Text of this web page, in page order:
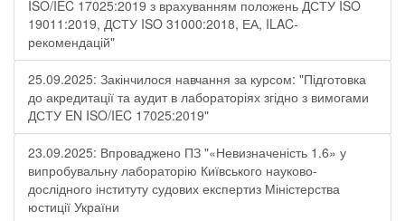
ISO/IEC 17025:2019 з врахуванням положень ДСТУ ISO
19011:2019, ДСТУ ISO 31000:2018, ЕА, ILAC-
рекомендацій"
25.09.2025: Закінчилося навчання за курсом: "Підготовка
до акредитації та аудит в лабораторіях згідно з вимогами
ДСТУ EN ISO/IEC 17025:2019"
23.09.2025: Впроваджено ПЗ "«Невизначеність 1.6» у
випробувальну лабораторію Київського науково-
дослідного інституту судових експертиз Міністерства
юстиції України